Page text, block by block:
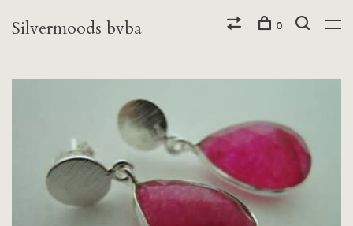
Silvermoods bvba 0